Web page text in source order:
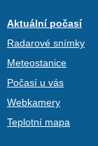
Aktuální počasí
Radarové snímky
Meteostanice
Počasí u vás
Webkamery
Teplotní mapa